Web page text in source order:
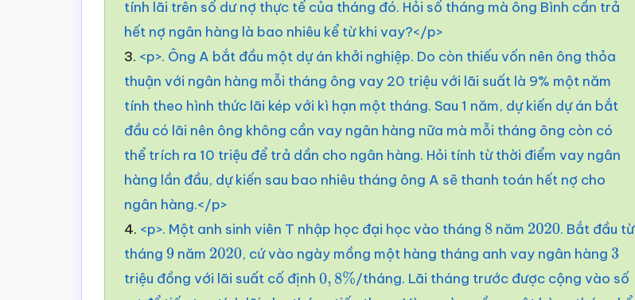
tính lãi trên số dư nợ thực tế của tháng đó. Hỏi số tháng mà ông Bình cần trả
hết nợ ngân hàng là bao nhiêu kể từ khi vay?</p>
3. <p>. Ông A bắt đầu một dự án khởi nghiệp. Do còn thiếu vốn nên ông thỏa
thuận với ngân hàng mỗi tháng ông vay 20 triệu với lãi suất là 9% một năm
tính theo hình thức lãi kép với kì hạn một tháng. Sau 1 năm, dự kiến dự án bắt
đầu có lãi nên ông không cần vay ngân hàng nữa mà mỗi tháng ông còn có
thể trích ra 10 triệu để trả dần cho ngân hàng. Hỏi tính từ thời điểm vay ngân
hàng lần đầu, dự kiến sau bao nhiêu tháng ông A sẽ thanh toán hết nợ cho
ngân hàng.</p>
4. <p>. Một anh sinh viên T nhập học đại học vào tháng 8 năm 2020. Bắt đầu từ
tháng 9 năm 2020, cứ vào ngày mồng một hàng tháng anh vay ngân hàng 3
triệu đồng với lãi suất cố định 0, 8% /tháng. Lãi tháng trước được cộng vào số